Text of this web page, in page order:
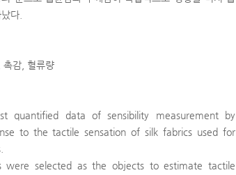
다.
촉감, 혈류량
quantified data of sensibility measurement by
to the tactile sensation of silk fabrics used for
were selected as the objects to estimate tactile